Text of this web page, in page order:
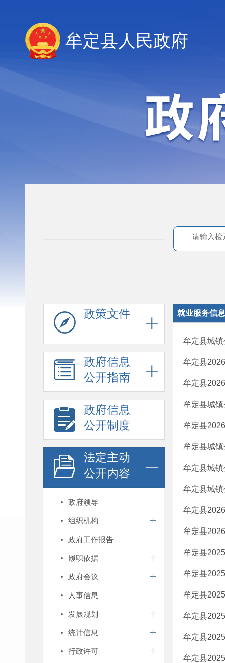
牟定县人民政府
政策文件
政府信息
公开指南
政府信息
公开制度
法定主动
公开内容
政府领导
组织机构
政府工作报告
履职依据
政府会议
人事信息
发展规划
统计信息
行政许可
就业服务信息
牟定县城
牟定县
牟定县
牟定县城
牟定县
牟定县城
牟定县城
牟定县城
牟定县
牟定县
牟定县
牟定县
牟定县
牟定县
牟定县
牟定县